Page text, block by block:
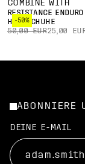
COMBINE WITH
-50%
RESISTANCE
HANDSCHUHE
50,00 EUR25,00
ABONNIERE
DEINE E-MAIL